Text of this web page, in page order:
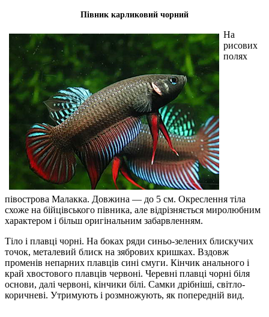
Півник карликовий чорний
На
рисових
полях
півострова Малакка. Довжина — до 5 см. Окреслення тіла
схоже на бійцівського півника, але відрізняється миролюбним
характером і більш оригінальним забарвленням.
Тіло і плавці чорні. На боках ряди синьо-зелених блискучих
точок, металевий блиск на зябрових кришках. Вздовж
променів непарних плавців сині смуги. Кінчик анального і
край хвостового плавців червоні. Черевні плавці чорні біля
основи, далі червоні, кінчики білі. Самки дрібніші, світло-
коричневі. Утримують і розмножують, як попередній вид.